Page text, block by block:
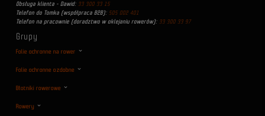
Obsługa klienta - Dawid: 33 300 33 15
Telefon do Tomka (współpraca B2B): 505 002 401
Telefon na pracownie (doradztwo w oklejaniu rowerów): 33 300 33 97
Grupy
Folie ochronne na rower
Folie ochronne ozdobne
Błotniki rowerowe
Rowery